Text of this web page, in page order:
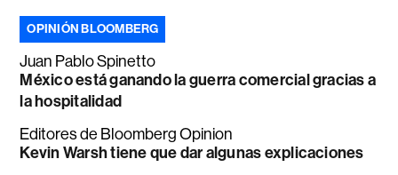
OPINIÓN BLOOMBERG
Juan Pablo Spinetto
México está ganando la guerra comercial gracias a
la hospitalidad
Editores de Bloomberg Opinion
Kevin Warsh tiene que dar algunas explicaciones